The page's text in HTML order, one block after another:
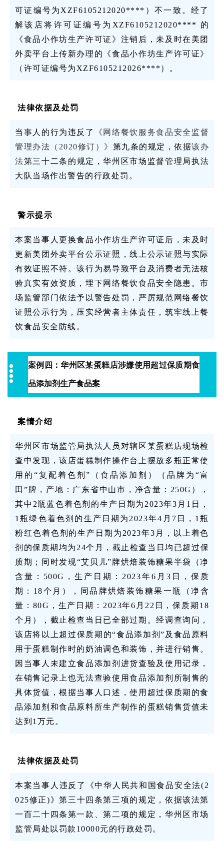
可证编号为XZF6105212020****）不一致。经了
解该店将许可证编号为XZF6105212020**** 的
《食品小作坊生产许可证》注销后，未及时在美团
外卖平台上传新办理的《食品小作坊生产许可证》
（许可证编号为XZF6105212026****）。
法律依据及处罚
当事人的行为违反了
《网络餐饮服务食品安全监督
管理办法（2020修订）》 第九条的规定，依据该办
法第三十二条的规定，华州区市场监督管理局执法
大队当场作出警告的行政处罚。
警示提示
本案当事人更换食品小作坊生产许可证后，未及时
更新美团外卖平台公示证照，线上公示证照与实际
有效证照不符。该行为易导致平台及消费者无法核
验真实有效资质，埋下网络餐饮食品安全隐患。市
场监管部门依法予以警告处罚，严厉规范网络餐饮
证照公示行为，压实经营者主体责任，筑牢线上餐
饮食品安全防线。
案例四：华州区某蛋糕店涉嫌使用超过保质期食
品添加剂生产食品案
案情介绍
华州区市场监管局执法人员对辖区某蛋糕店现场检
查中发现，该店蛋糕制作操作台上摆放多瓶正常使
用的“复配着色剂”（食品添加剂）（品牌为“富
田”牌，产地：广东省中山市，净含量：250G），
其中2瓶蓝色着色剂的生产日期为2023年3月1日，
1瓶绿色着色剂的生产日期为2023年4月7日，1瓶
粉红色着色剂的生产日期为2023年3月，以上着色
剂的保质期均为24个月，截止检查当日均已超过保
质期；同时发现“艾贝儿”牌烘焙装饰糖果半袋（净
含量：500G，生产日期：2023年6月3日，保质
期：18个月），同品牌烘焙装饰糖果一瓶（净含
量：80G，生产日期：2023年6月22日，保质期18
个月），截止检查当日已全部过期。经调查询问，
该店将以上超过保质期的“食品添加剂”及食品原料
用于蛋糕制作时的奶油调色和装饰，并进行销售。
因当事人未建立食品添加剂进货查验及使用记录，
在销售记录上也无法查验使用食品添加剂所制售的
具体货值，根据当事人口述，使用超过保质期的食
品添加剂和食品原料所生产制作的蛋糕销售货值未
达到1万元。
法律依据及处罚
本案当事人违反了《中华人民共和国食品安全法(2
025修正)》第三十四条第三项的规定，依据该法第
一百二十四条第一款、第二项的规定，华州区市场
监管局处以罚款10000元的行政处罚。